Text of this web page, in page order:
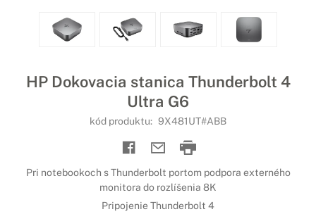
HP Dokovacia stanica Thunderbolt 4
Ultra G6
kód produktu: 9X481UT#ABB
Pri notebookoch s Thunderbolt portom podpora externého
monitora do rozlíšenia 8K
Pripojenie Thunderbolt 4